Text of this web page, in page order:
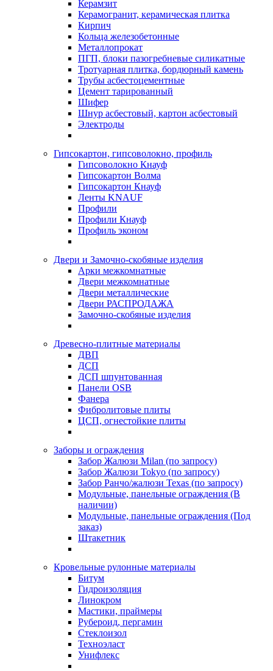
Керамзит
Керамогранит, керамическая плитка
Кирпич
Кольца железобетонные
Металлопрокат
ПГП, блоки пазогребневые силикатные
Тротуарная плитка, бордюрный камень
Трубы асбестоцементные
Цемент тарированный
Шифер
Шнур асбестовый, картон асбестовый
Электроды
Гипсокартон, гипсоволокно, профиль
Гипсоволокно Кнауф
Гипсокартон Волма
Гипсокартон Кнауф
Ленты KNAUF
Профили
Профили Кнауф
Профиль эконом
Двери и Замочно-скобяные изделия
Арки межкомнатные
Двери межкомнатные
Двери металлические
Двери РАСПРОДАЖА
Замочно-скобяные изделия
Древесно-плитные материалы
ДВП
ДСП
ДСП шпунтованная
Панели OSB
Фанера
Фибролитовые плиты
ЦСП, огнестойкие плиты
Заборы и ограждения
Забор Жалюзи Milan (по запросу)
Забор Жалюзи Tokyo (по запросу)
Забор Ранчо/жалюзи Texas (по запросу)
Модульные, панельные ограждения (В
наличии)
Модульные, панельные ограждения (Под
заказ)
Штакетник
Кровельные рулонные материалы
Битум
Гидроизоляция
Линокром
Мастики, праймеры
Рубероид, пергамин
Стеклоизол
Техноэласт
Унифлекс